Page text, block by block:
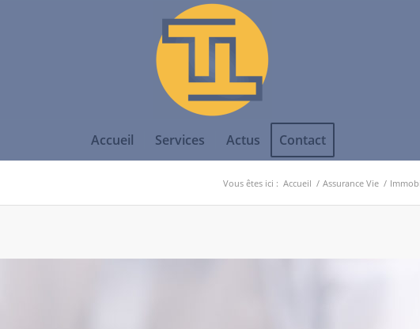
Accueil Services Actus Contact
Vous êtes ici : Accueil / Assurance Vie /